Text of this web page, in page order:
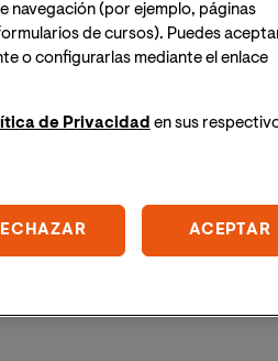
navegación (por ejemplo, páginas
de cursos). Puedes
o configurarlas mediante el enlace
de Privacidad en sus
ACEPTAR